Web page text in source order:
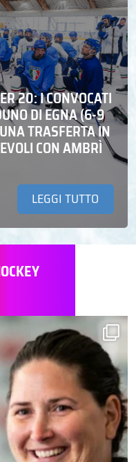
20: I CONVOCATI
DI EGNA (6-9
TRASFERTA IN
CON AMBRÌ
LEGGI TUTTO